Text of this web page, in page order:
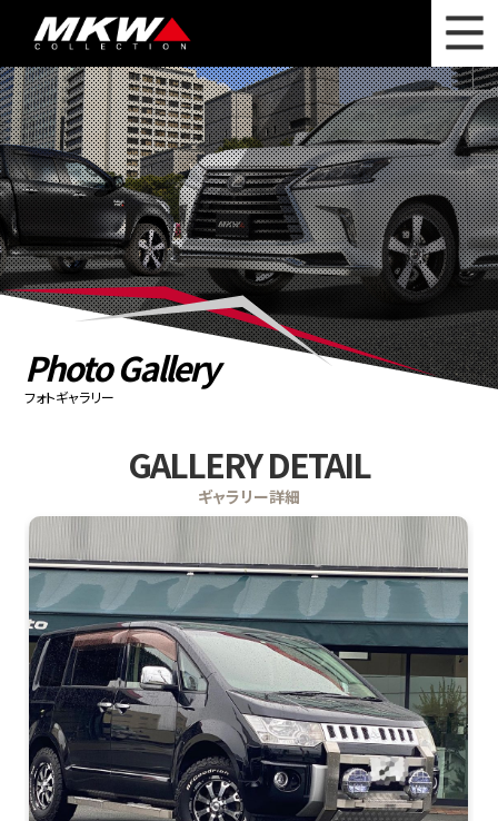
WHAT'S NEW ニュース
WHEEL LINEUP ホイールラインナップ
OTHER PRODUCT 関連製品
PHOTO GALLERY フォトギャラリー
カタログ請求
PRIVACY POLICY 個人情報保護方針
Photo Gallery
フォトギャラリー
GALLERY DETAIL
ギャラリー詳細